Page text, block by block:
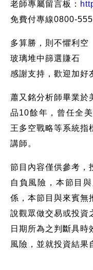
老師專屬留言板：
免費付專線0800-
多算勝，則不懼利空
玻璃堆中篩選賺石
感謝支持，歡迎加好
蕭又銘分析師畢業於
品10餘年，曾任全
王多空戰略等系統指
講師。
節目內容僅供參考，
自負風險，本節目
係，本節目與來賓無
說觀眾做交易或投資
日期所為之判斷具時
風險，並就投資結果